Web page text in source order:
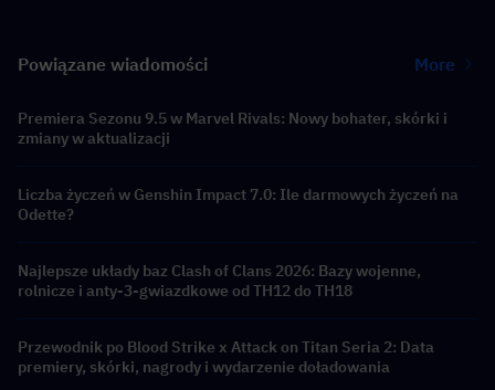
Powiązane wiadomości More
Premiera Sezonu 9.5 w Marvel Rivals: Nowy bohater, skórki i
zmiany w aktualizacji
Liczba życzeń w Genshin Impact 7.0: Ile darmowych życzeń na
Odette?
Najlepsze układy baz Clash of Clans 2026: Bazy wojenne,
rolnicze i anty-3-gwiazdkowe od TH12 do TH18
Przewodnik po Blood Strike x Attack on Titan Seria 2: Data
premiery, skórki, nagrody i wydarzenie doładowania